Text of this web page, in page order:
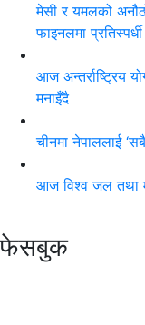
मेसी र यमलको
फाइनलमा प्रतिस्पर्धी
आज अन्तर्राष्ट्रिय
मनाइँदै
चीनमा नेपाललाई
आज विश्व जल तथा
फेसबुक